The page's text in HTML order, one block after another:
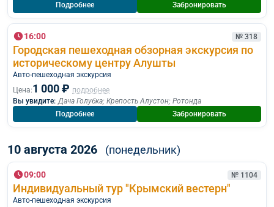
Подробнее
Забронировать
16:00 № 318
Городская пешеходная обзорная экскурсия по
историческому центру Алушты
Авто-пешеходная экскурсия
Цена:1 000 ₽ подробнее
Вы увидите: Дача Голубка; Крепость Алустон; Ротонда
Подробнее
Забронировать
10 августа 2026 (понедельник)
09:00 № 1104
Индивидуальный тур "Крымский вестерн"
Авто-пешеходная экскурсия